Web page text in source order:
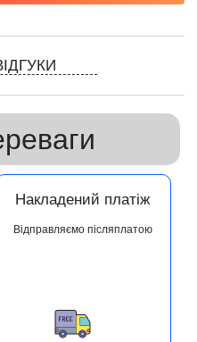
Накладений платіж
Відправляємо післяплатою